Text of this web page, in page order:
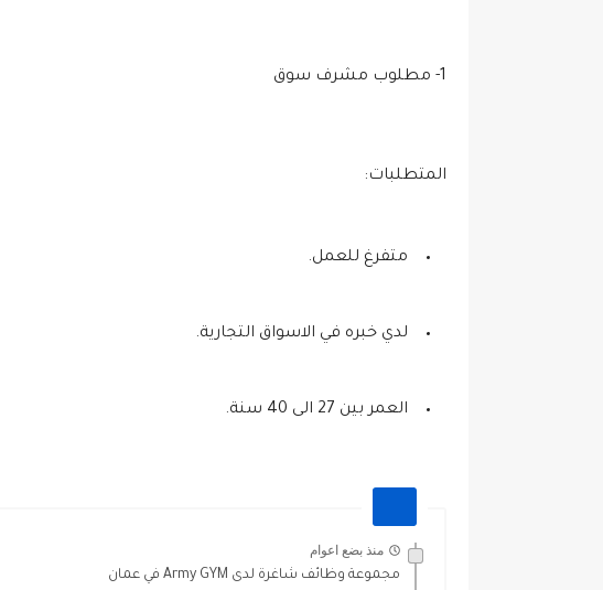
1- مطلوب مشرف سوق
المتطلبات:
متفرغ للعمل.
لدي خبره في الاسواق التجارية.
العمر بين 27 الى 40 سنة.
منذ بضع اعوام
مجموعة وظائف شاغرة لدى Army GYM في عمان